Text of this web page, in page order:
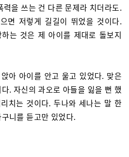
을 쓰는 건 다른 문제라 치더라도.
면 저렇게 길길이 뛰었을 것이다.
는 것은 제 아이를 제대로 돌보지
아 아이를 안고 울고 있었다. 맞은
. 자신의 과오로 아들을 잃을 뻔 했
치는 것이다. 두나와 세나는 말 한
니를 듣고만 있었다.